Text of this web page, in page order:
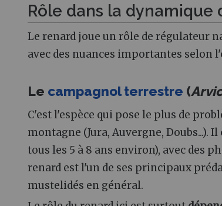
Rôle dans la dynamique
Le renard joue un rôle de régulateur
avec des nuances importantes selon
Le campagnol terrestre (
C'est l'espèce qui pose le plus de
montagne (Jura, Auvergne,
tous les 5 à 8 ans environ), avec des
renard est l'un de ses principaux
mustelidés en général.